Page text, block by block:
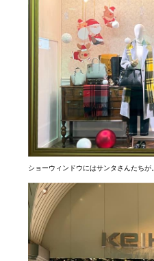
ショーウィンドウにはサンタさんたちが。